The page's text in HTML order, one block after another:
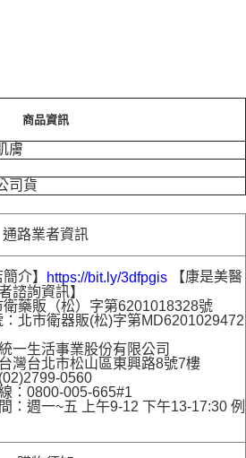
商品資訊
膚
司貨
通路業者資訊
介】 https://bit.ly/3dfpgis 【康是美醫
諮詢資訊】
藥販（松）字第6201018328號
北市衛器販(松)字第MD6201029472
一生活事業股份有限公司
灣台北市松山區東興路8號7樓
0560
：0800-005-665#1
：週一~五 上午9-12 下午13-17:30 例